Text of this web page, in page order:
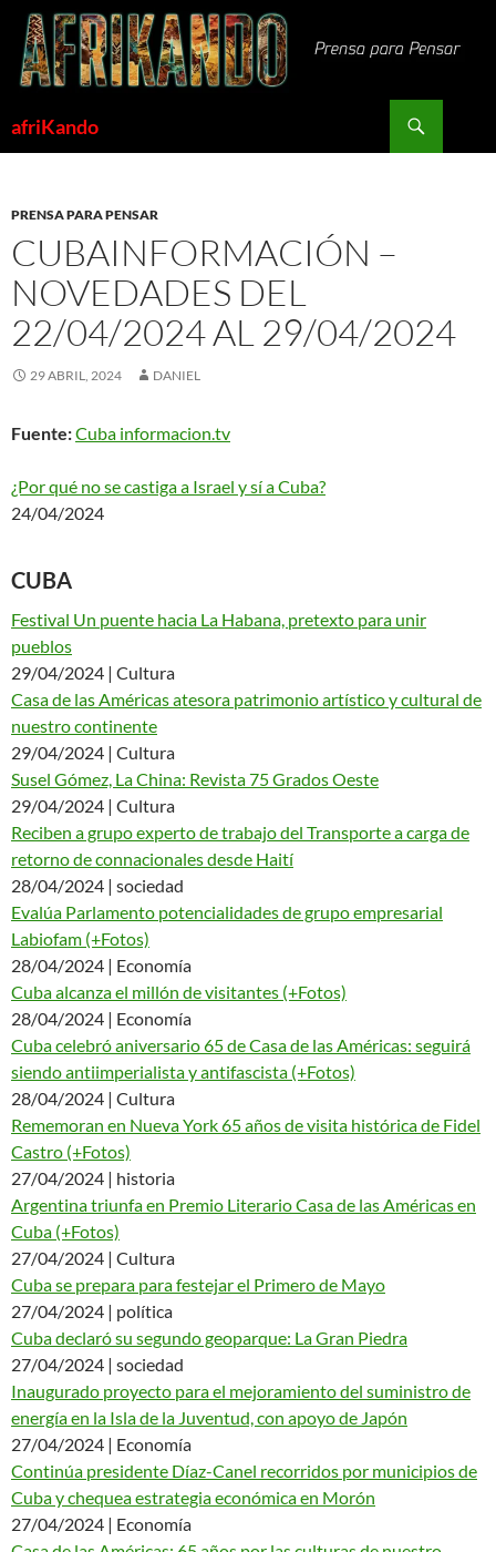
Saltar
contenido
afriKando
PRENSA PARA PENSAR
CUBAINFORMACIÓN –
NOVEDADES DEL
22/04/2024 AL 29/04/2024
29 ABRIL, 2024 DANIEL
Fuente:Cuba informacion.tv
¿Por qué no se castiga a Israel y sí a Cuba?
24/04/2024
CUBA
Festival Un puente hacia La Habana, pretexto para unir
pueblos
29/04/2024 | Cultura
Casa de las Américas atesora patrimonio artístico y cultural de
nuestro continente
29/04/2024 | Cultura
Susel Gómez, La China: Revista 75 Grados Oeste
29/04/2024 | Cultura
Reciben a grupo experto de trabajo del Transporte a carga de
retorno de connacionales desde Haití
28/04/2024 | sociedad
Evalúa Parlamento potencialidades de grupo empresarial
Labiofam (+Fotos)
28/04/2024 | Economía
Cuba alcanza el millón de visitantes (+Fotos)
28/04/2024 | Economía
Cuba celebró aniversario 65 de Casa de las Américas: seguirá
siendo antiimperialista y antifascista (+Fotos)
28/04/2024 | Cultura
Rememoran en Nueva York 65 años de visita histórica de Fidel
Castro (+Fotos)
27/04/2024 | historia
Argentina triunfa en Premio Literario Casa de las Américas en
Cuba (+Fotos)
27/04/2024 | Cultura
Cuba se prepara para festejar el Primero de Mayo
27/04/2024 | política
Cuba declaró su segundo geoparque: La Gran Piedra
27/04/2024 | sociedad
Inaugurado proyecto para el mejoramiento del suministro de
energía en la Isla de la Juventud, con apoyo de Japón
27/04/2024 | Economía
Continúa presidente Díaz-Canel recorridos por municipios de
Cuba y chequea estrategia económica en Morón
27/04/2024 | Economía